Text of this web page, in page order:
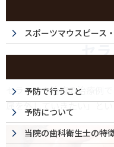
セ
セラミック治療の治療例
属を外していきたい」と
スポーツマウスピース
予防で行うこと
予防について
当院の歯科衛生士の特